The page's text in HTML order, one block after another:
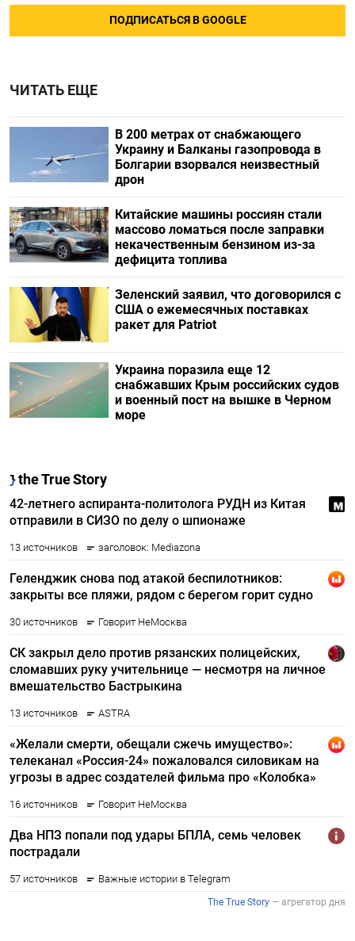
ПОДПИСАТЬСЯ В GOOGLE
ЧИТАТЬ ЕЩЕ
В 200 метрах от снабжающего
Украину и Балканы газопровода в
Болгарии взорвался неизвестный
дрон
Китайские машины россиян стали
массово ломаться после заправки
некачественным бензином из-за
дефицита топлива
Зеленский заявил, что договорился с
США о ежемесячных поставках
ракет для Patriot
Украина поразила еще 12
снабжавших Крым российских судов
и военный пост на вышке в Черном
море